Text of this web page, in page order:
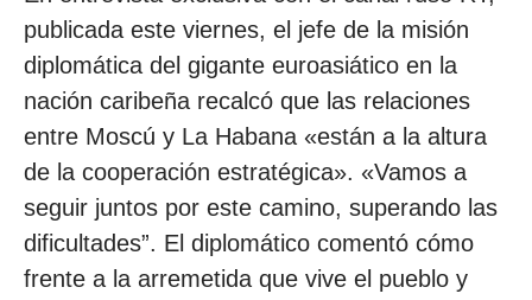
publicada este viernes, el jefe de la misión
diplomática del gigante euroasiático en la
nación caribeña recalcó que las relaciones
entre Moscú y La Habana «están a la altura
de la cooperación estratégica». «Vamos a
seguir juntos por este camino, superando las
dificultades”. El diplomático comentó cómo
frente a la arremetida que vive el pueblo y